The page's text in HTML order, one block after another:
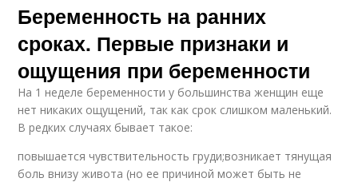
Беременность на ранних
сроках. Первые признаки и
ощущения при беременности
На 1 неделе беременности у большинства женщин еще
нет никаких ощущений, так как срок слишком маленький.
В редких случаях бывает такое:
повышается чувствительность груди;возникает тянущая
боль внизу живота (но ее причиной может быть не